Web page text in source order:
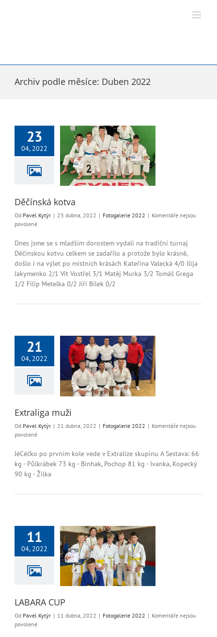
Archiv podle měsíce: Duben 2022
23
04, 2022
2022
Děčínská kotva
Od Pavel Kytýr | 23 dubna, 2022 | Fotogalerie 2022 | Komentáře nejsou
povolenéu
s
názvem
kotva
Dnes jsme se s mladším dorostem vydali na tradiční turnaj
Děčínskou kotvu celkem se zadařilo a protože bylo krásně,
došlo i na výlet po místních krásách Kateřina Valecká 4/0 Ilija
Jakymenko 2/1 Vít Vostřel 3/1 Matěj Murka 3/2 Tomáš Grega
1/2 Filip Metelka 0/2 Jiří Bílek 0/2
21
04, 2022
2022
Extraliga muži
Od Pavel Kytýr | 21 dubna, 2022 | Fotogalerie 2022 | Komentáře nejsou
povolenéu
názvem
Extraliga
muži
JéCéčko po prvním kole vede v Extralize skupinu A Sestava: 66
kg - Půlkrábek 73 kg - Binhak, Pochop 81 kg - Ivanka, Kopecký
90 kg - Žilka
11
04, 2022
2022
LABARA CUP
Od Pavel Kytýr | 11 dubna, 2022 | Fotogalerie 2022 | Komentáře nejsou
povolenéu